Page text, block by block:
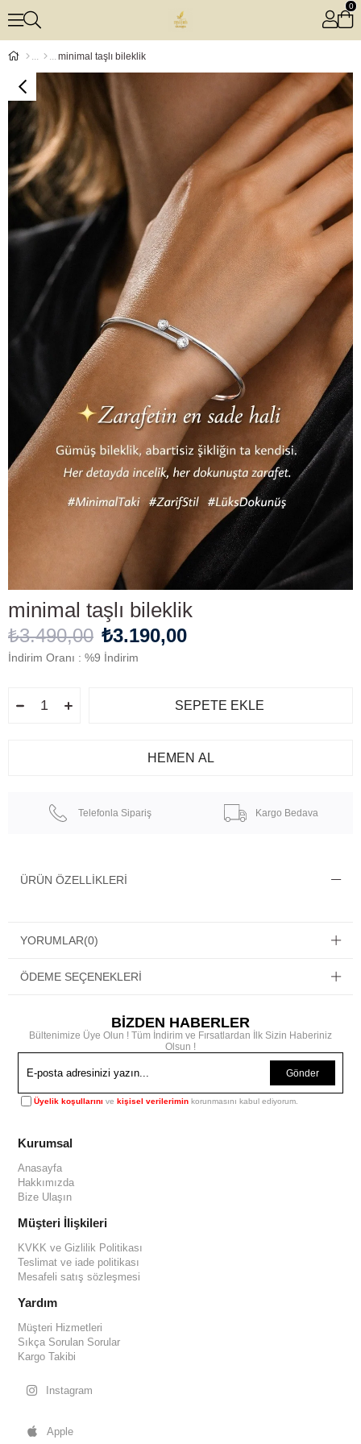
0
minimal taşlı bileklik
minimal taşlı bileklik
₺3.490,00 ₺3.190,00
İndirim Oranı : %9 İndirim
Telefonla Sipariş Kargo Bedava
ÜRÜN ÖZELLIKLERI
YORUMLAR(0)
ÖDEME SEÇENEKLERI
BİZDEN HABERLER
Bültenimize Üye Olun ! Tüm İndirim ve Fırsatlardan İlk Sizin Haberiniz
Olsun !
Gönder
Üyelik koşullarını vekişisel verilerimin korunmasını kabul ediyorum.
Kurumsal
Anasayfa
Hakkımızda
Bize Ulaşın
Müşteri İlişkileri
KVKK ve Gizlilik Politikası
Teslimat ve iade politikası
Mesafeli satış sözleşmesi
Yardım
Müşteri Hizmetleri
Sıkça Sorulan Sorular
Kargo Takibi
Instagram
Apple